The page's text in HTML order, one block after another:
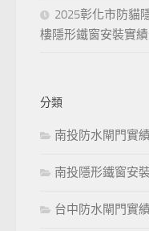
2025彰化市防貓
樓隱形鐵窗安裝實
分類
南投防水閘門實
南投隱形鐵窗安
台中防水閘門實